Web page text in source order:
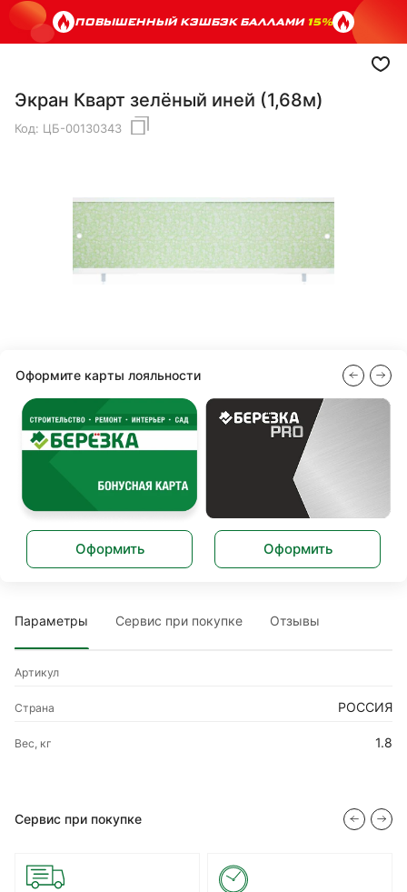
ПОВЫШЕННЫЙ КЭШБЭК БАЛЛАМИ15%
Экран Кварт зелёный иней (1,68м)
Код: ЦБ-00130343
Оформите карты лояльности
Оформить Оформить
Параметры Сервис при покупке Отзывы
Артикул
Страна РОССИЯ
Вес, кг 1.8
Сервис при покупке